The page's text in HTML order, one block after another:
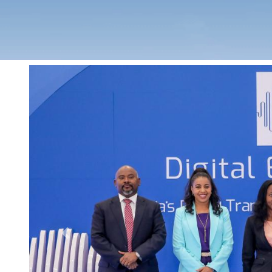
Previous